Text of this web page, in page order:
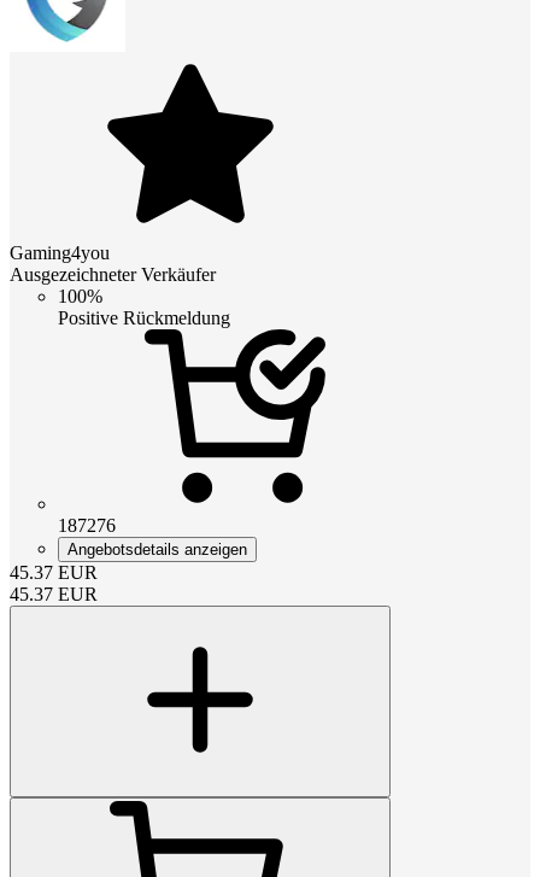
Gaming4you
Ausgezeichneter Verkäufer
100%
Positive Rückmeldung
187276
Angebotsdetails anzeigen
45.37 EUR
45.37 EUR